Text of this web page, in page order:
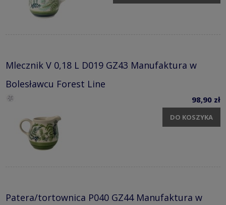
Mlecznik V 0,18 L D019 GZ43 Manufaktura w
Bolesławcu Forest Line
98,90 zł
DO KOSZYKA
Patera/tortownica P040 GZ44 Manufaktura w